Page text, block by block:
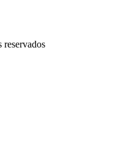
reservados